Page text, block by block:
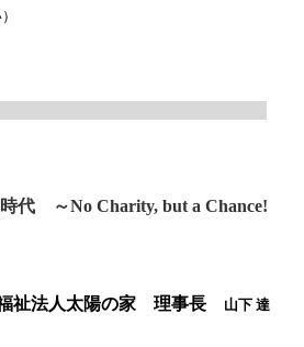
時代 ～No Charity, but a Chance!
祉法人太陽の家 理事長
山下 達